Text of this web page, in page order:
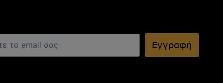
Εγγραφή